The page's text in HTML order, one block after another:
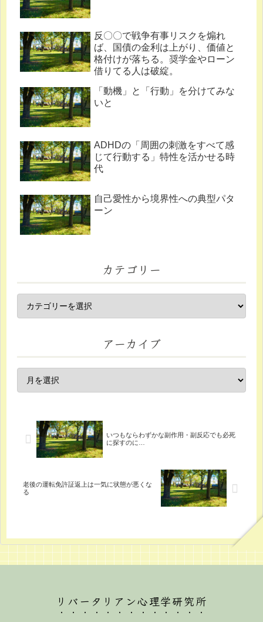
反〇〇で戦争有事リスクを煽れ
ば、国債の金利は上がり、価値と
格付けが落ちる。奨学金やローン
借りてる人は破綻。
「動機」と「行動」を分けてみな
いと
ADHDの「周囲の刺激をすべて感
じて行動する」特性を活かせる時
代
自己愛性から境界性への典型パタ
ーン
カテゴリー
アーカイブ
いつもならわずかな副作用・副反応でも必死
に探すのに…
老後の運転免許証返上は一気に状態が悪くな
る
リバータリアン心理学研究所